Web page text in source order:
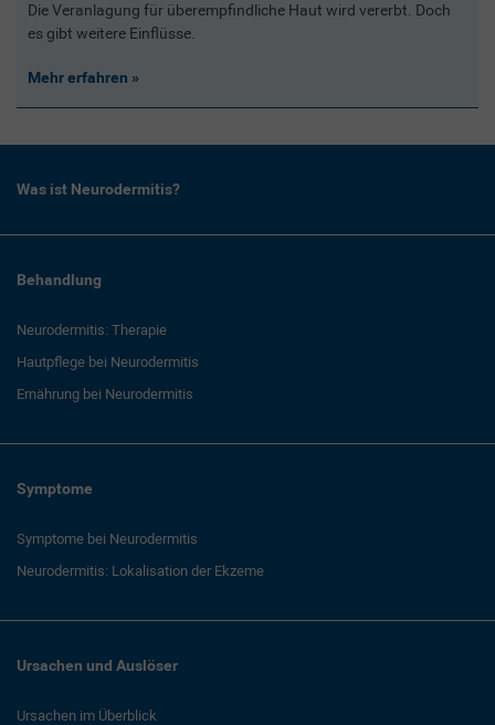
Die Veranlagung für überempfindliche Haut wird vererbt. Doch
es gibt weitere Einflüsse.
Mehr erfahren
Was ist Neurodermitis?
Behandlung
Neurodermitis: Therapie
Hautpflege bei Neurodermitis
Ernährung bei Neurodermitis
Symptome
Symptome bei Neurodermitis
Neurodermitis: Lokalisation der Ekzeme
Ursachen und Auslöser
Ursachen im Überblick